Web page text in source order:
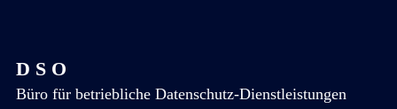
D S O
Büro für betriebliche Datenschutz-Dienstleistungen